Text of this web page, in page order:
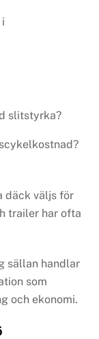
slitstyrka?
däck väljs för
trailer har ofta
sällan handlar
som
och ekonomi.